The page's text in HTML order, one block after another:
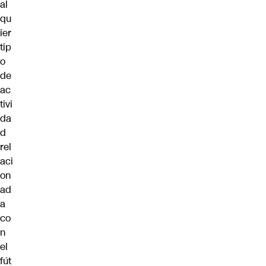
al
qu
ier
tip
o
de
ac
tivi
da
d
rel
aci
on
ad
a
co
n
el
fút